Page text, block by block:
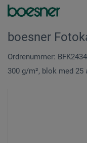
boesner
Ordrenummer:
300 g/m², blok med 25